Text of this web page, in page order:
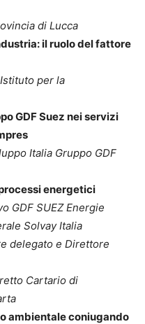
di Lucca
il ruolo del fattore
per la
GDF Suez nei servizi
Italia Gruppo GDF
energetici
GDF SUEZ Energie
Solvay Italia
delegato e Direttore
Cartario di
ambientale coniugando